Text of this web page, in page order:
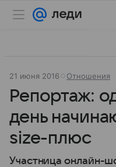
21 июня 2016 Отношения
Репортаж:
день
size-плюс
Участница онлайн-